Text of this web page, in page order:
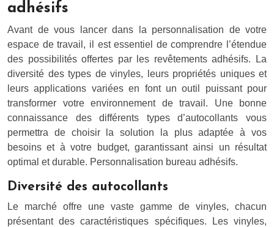
adhésifs
Avant de vous lancer dans la personnalisation de votre
espace de travail, il est essentiel de comprendre l’étendue
des possibilités offertes par les revêtements adhésifs. La
diversité des types de vinyles, leurs propriétés uniques et
leurs applications variées en font un outil puissant pour
transformer votre environnement de travail. Une bonne
connaissance des différents types d’autocollants vous
permettra de choisir la solution la plus adaptée à vos
besoins et à votre budget, garantissant ainsi un résultat
optimal et durable. Personnalisation bureau adhésifs.
Diversité des autocollants
Le marché offre une vaste gamme de vinyles, chacun
présentant des caractéristiques spécifiques. Les vinyles,